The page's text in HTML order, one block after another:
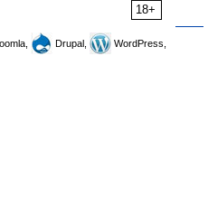
18+
Drupal,
WordPress,